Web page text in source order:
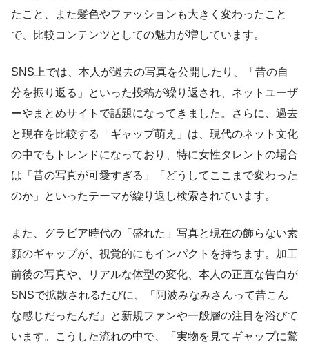
たこと、また髪色やファッションも大きく変わったこと
で、比較コンテンツとしての魅力が増しています。
SNS上では、本人が過去の写真を公開したり、「昔の自
分を振り返る」といった投稿が繰り返され、ネットユーザ
ーやまとめサイトで話題になってきました。さらに、過去
と現在を比較する「ギャップ萌え」は、現代のネット文化
の中でもトレンドになっており、特に女性タレントの場合
は「昔の写真が可愛すぎる」「どうしてここまで変わった
のか」といったテーマが繰り返し検索されています。
また、グラビア時代の「盛れた」写真と現在の飾らない素
顔のギャップが、視覚的にもインパクトを持ちます。加工
前後の写真や、リアルな体型の変化、本人の正直な告白が
SNSで拡散されるたびに、「阿波みなみさんって昔こん
な感じだったんだ」と新規ファンや一般層の注目を浴びて
います。こうした流れの中で、「実物を見てギャップに驚